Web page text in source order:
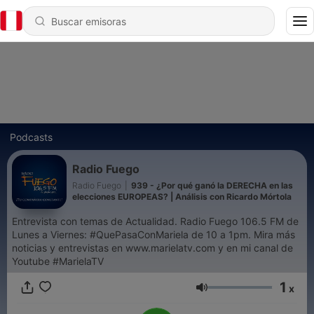
Podcasts
Radio Fuego
Radio Fuego
939 - ¿Por qué ganó la DERECHA en las
elecciones EUROPEAS? | Análisis con Ricardo Mórtola
Entrevista con temas de Actualidad. Radio Fuego 106.5 FM de
Lunes a Viernes: #QuePasaConMariela de 10 a 1pm. Mira más
noticias y entrevistas en www.marielatv.com y en mi canal de
Youtube #MarielaTV
Volumen 1 x